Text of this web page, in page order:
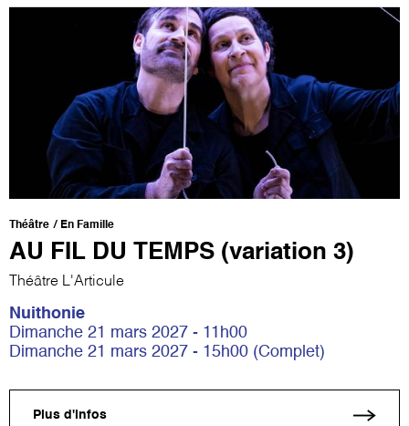
Théâtre En Famille
AU FIL DU TEMPS (variation 3)
Théâtre L'Articule
Nuithonie
Dimanche 21 mars 2027 - 11h00
Dimanche 21 mars 2027 - 15h00 (Complet)
Plus d'infos